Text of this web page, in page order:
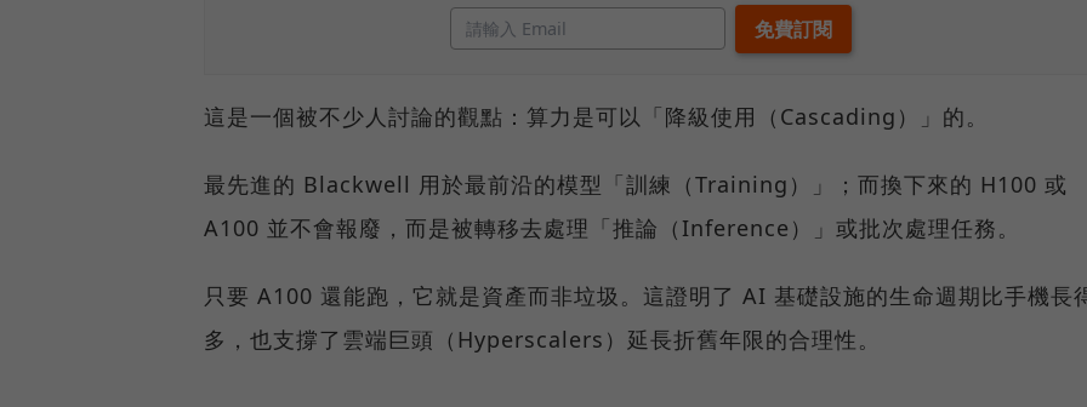
這是一個被不少人討論的觀點：算力是可以「降級使用（Cascading）」的。
最先進的 Blackwell 用於最前沿的模型「訓練（Training）」；而換下來的 H100 或
A100 並不會報廢，而是被轉移去處理「推論（Inference）」或批次處理任務。
只要 A100 還能跑，它就是資產而非垃圾。這證明了 AI 基礎設施的生命週期比手機長
多，也支撐了雲端巨頭（Hyperscalers）延長折舊年限的合理性。